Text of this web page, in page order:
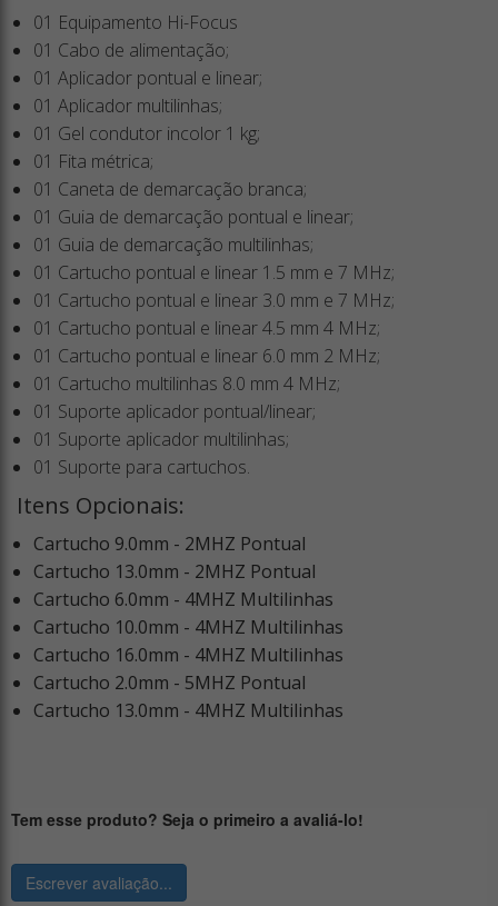
01 Equipamento Hi-Focus
01 Cabo de alimentação;
01 Aplicador pontual e linear;
01 Aplicador multilinhas;
01 Gel condutor incolor 1 kg;
01 Fita métrica;
01 Caneta de demarcação branca;
01 Guia de demarcação pontual e linear;
01 Guia de demarcação multilinhas;
01 Cartucho pontual e linear 1.5 mm e 7 MHz;
01 Cartucho pontual e linear 3.0 mm e 7 MHz;
01 Cartucho pontual e linear 4.5 mm 4 MHz;
01 Cartucho pontual e linear 6.0 mm 2 MHz;
01 Cartucho multilinhas 8.0 mm 4 MHz;
01 Suporte aplicador pontual/linear;
01 Suporte aplicador multilinhas;
01 Suporte para cartuchos.
Itens Opcionais:
Cartucho 9.0mm - 2MHZ Pontual
Cartucho 13.0mm - 2MHZ Pontual
Cartucho 6.0mm - 4MHZ Multilinhas
Cartucho 10.0mm - 4MHZ Multilinhas
Cartucho 16.0mm - 4MHZ Multilinhas
Cartucho 2.0mm - 5MHZ Pontual
Cartucho 13.0mm - 4MHZ Multilinhas
Tem esse produto? Seja o primeiro a avaliá-lo!
Escrever avaliação...